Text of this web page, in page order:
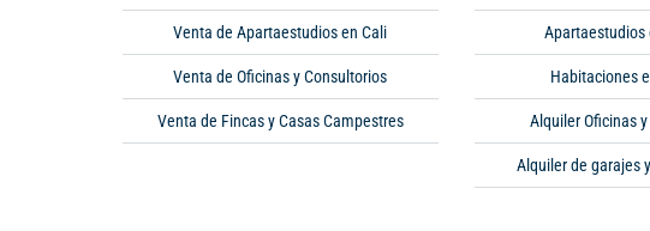
Venta de Apartaestudios en Cali
Venta de Oficinas y Consultorios
Venta de Fincas y Casas Campestres
Apartaestudios
Habitaciones
Alquiler Oficinas
Alquiler de garajes